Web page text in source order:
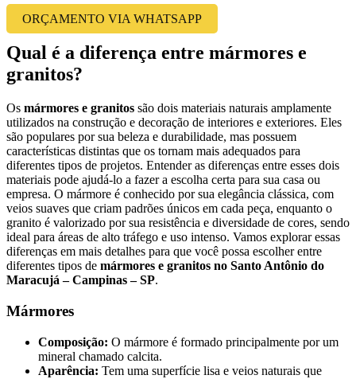
ORÇAMENTO VIA WHATSAPP
Qual é a diferença entre mármores e
granitos?
Os mármores e granitos são dois materiais naturais amplamente
utilizados na construção e decoração de interiores e exteriores. Eles
são populares por sua beleza e durabilidade, mas possuem
características distintas que os tornam mais adequados para
diferentes tipos de projetos. Entender as diferenças entre esses dois
materiais pode ajudá-lo a fazer a escolha certa para sua casa ou
empresa. O mármore é conhecido por sua elegância clássica, com
veios suaves que criam padrões únicos em cada peça, enquanto o
granito é valorizado por sua resistência e diversidade de cores, sendo
ideal para áreas de alto tráfego e uso intenso. Vamos explorar essas
diferenças em mais detalhes para que você possa escolher entre
diferentes tipos de mármores e granitos no Santo Antônio do
Maracujá – Campinas – SP.
Mármores
Composição: O mármore é formado principalmente por um
mineral chamado calcita.
Aparência: Tem uma superfície lisa e veios naturais que